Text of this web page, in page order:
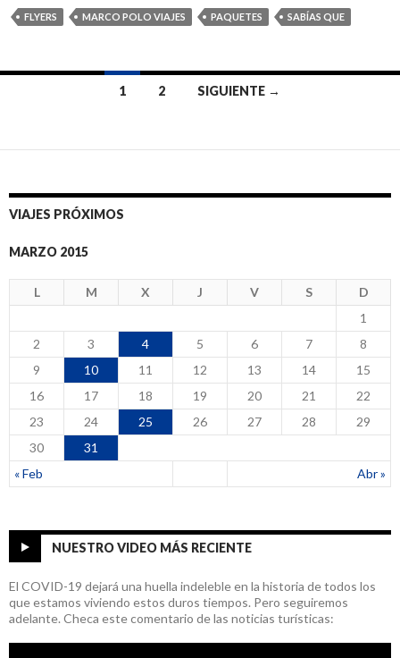
FLYERS MARCO POLO VIAJES PAQUETES SABÍAS QUE
a
entradas
1 2 SIGUIENTE →
VIAJES PRÓXIMOS
MARZO 2015
L M X J V S D
« Feb Abr »
1
2
3 4 5 6 7
8
9
10 11 12 13 14
15
16
17 18 19 20 21
22
23
24 25 26 27 28
29
30
31
NUESTRO VIDEO MÁS RECIENTE
El COVID-19 dejará una huella indeleble en la historia de todos los
que estamos viviendo estos duros tiempos. Pero seguiremos
adelante. Checa este comentario de las noticias turísticas: